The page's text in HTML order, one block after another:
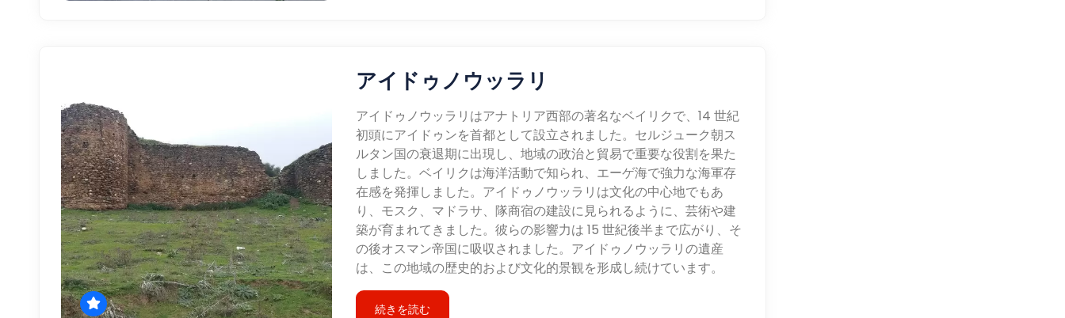
アイドゥノウッラリ
アイドゥノウッラリはアナトリア西部の著名なベイリクで、14 世紀
初頭にアイドゥンを首都として設立されました。セルジューク朝ス
ルタン国の衰退期に出現し、地域の政治と貿易で重要な役割を果た
しました。ベイリクは海洋活動で知られ、エーゲ海で強力な海軍存
在感を発揮しました。アイドゥノウッラリは文化の中心地でもあ
り、モスク、マドラサ、隊商宿の建設に見られるように、芸術や建
築が育まれてきました。彼らの影響力は 15 世紀後半まで広がり、そ
の後オスマン帝国に吸収されました。アイドゥノウッラリの遺産
は、この地域の歴史的および文化的景観を形成し続けています。
続きを読む